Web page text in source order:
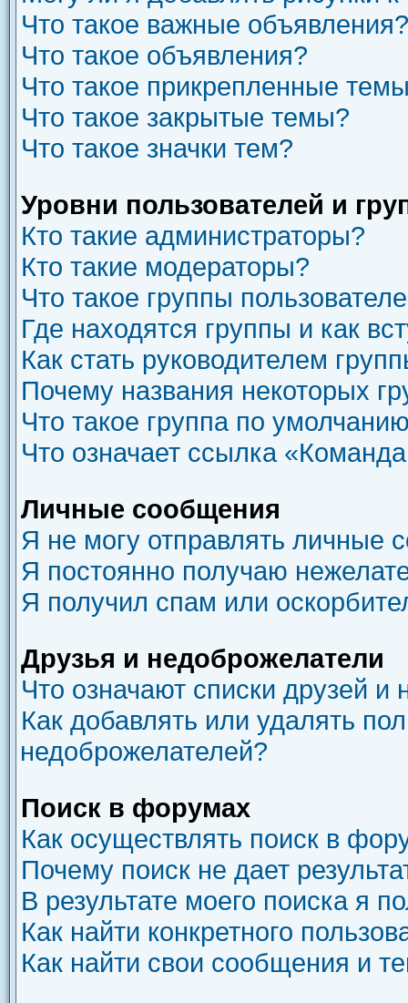
Что такое важные объявления?
Что такое объявления?
Что такое прикрепленные
Что такое закрытые темы?
Что такое значки тем?
Уровни пользователей и
Кто такие администраторы?
Кто такие модераторы?
Что такое группы
Где находятся группы и как
Как стать руководителем
Почему названия некоторых
Что такое группа по
Что означает ссылка
Личные сообщения
Я не могу отправлять личные
Я постоянно получаю
Я получил спам или
Друзья и недоброжелатели
Что означают списки друзей и
Как добавлять или удалять
недоброжелателей?
Поиск в форумах
Как осуществлять поиск в
Почему поиск не дает
В результате моего поиска я
Как найти конкретного
Как найти свои сообщения и